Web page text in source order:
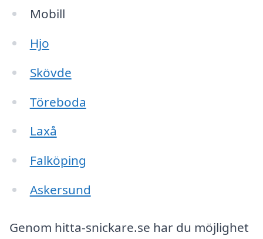
Mobill
Hjo
Skövde
Töreboda
Laxå
Falköping
Askersund
Genom hitta-snickare.se har du möjlighet